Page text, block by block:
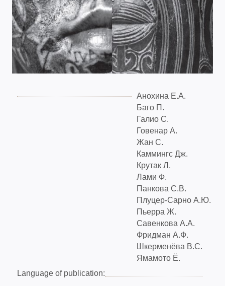
Анохина Е.А.
Баго П.
Галио С.
Говенар А.
Жан С.
Каммингс Дж.
Крутак Л.
Лами Ф.
Панкова С.В.
Плуцер-Сарно А.Ю.
Пьерра Ж.
Савенкова А.А.
Фридман А.Ф.
Шкерменёва В.С.
Ямамото Ё.
Language of publication: